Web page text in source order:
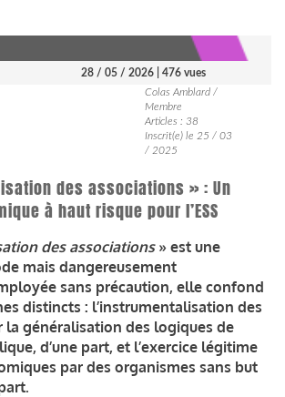
28 / 05 / 2026 | 476 vues
Colas Amblard /
Membre
Articles : 38
Inscrit(e) le 25 / 03
/ 2025
des associations » : Un
à haut risque pour l’ESS
des associations» est une
mais dangereusement
sans précaution, elle confond
distincts : l’instrumentalisation des
la généralisation des logiques de
d’une part, et l’exercice légitime
par des organismes sans but